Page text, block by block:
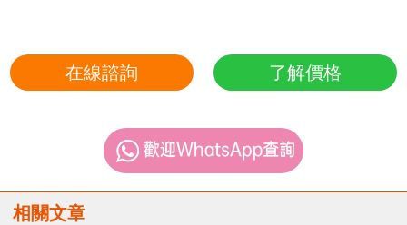
在線諮詢 了解價格
相關文章